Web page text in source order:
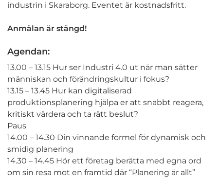
industrin i Skaraborg. Eventet är kostnadsfritt.
Anmälan är stängd!
Agendan:
13.00 – 13.15 Hur ser Industri 4.0 ut när man sätter
människan och förändringskultur i fokus?
13.15 – 13.45 Hur kan digitaliserad
produktionsplanering hjälpa er att snabbt reagera,
kritiskt värdera och ta rätt beslut?
Paus
14.00 – 14.30 Din vinnande formel för dynamisk och
smidig planering
14.30 – 14.45 Hör ett företag berätta med egna ord
om sin resa mot en framtid där “Planering är allt”